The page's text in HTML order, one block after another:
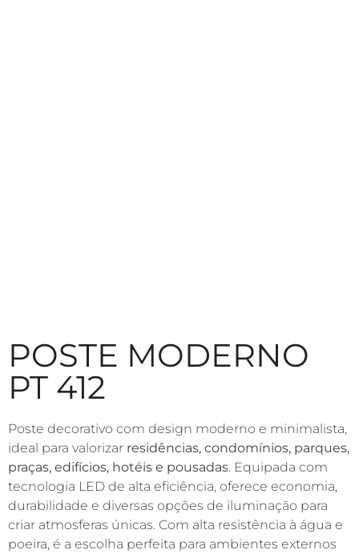
POSTE MODERNO
PT 412
Poste decorativo com design moderno e minimalista,
ideal para valorizar residências, condomínios, parques,
praças, edifícios, hotéis e pousadas. Equipada com
tecnologia LED de alta eficiência, oferece economia,
durabilidade e diversas opções de iluminação para
criar atmosferas únicas. Com alta resistência à água e
poeira, é a escolha perfeita para ambientes externos